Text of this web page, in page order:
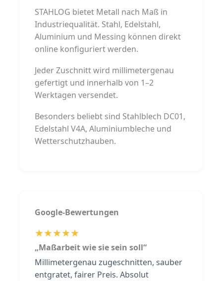
STAHLOG bietet Metall nach Maß in
Industriequalität. Stahl, Edelstahl,
Aluminium und Messing können direkt
online konfiguriert werden.
Jeder Zuschnitt wird millimetergenau
gefertigt und innerhalb von 1–2
Werktagen versendet.
Besonders beliebt sind Stahlblech DC01,
Edelstahl V4A, Aluminiumbleche und
Wetterschutzhauben.
Google-Bewertungen
★★★★★
„Maßarbeit wie sie sein soll“
Millimetergenau zugeschnitten, sauber
entgratet, fairer Preis. Absolut